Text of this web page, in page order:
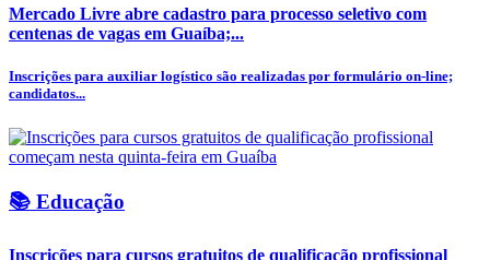
Mercado Livre abre cadastro para processo seletivo com
centenas de vagas em Guaíba;...
Inscrições para auxiliar logístico são realizadas por formulário on-line;
candidatos...
📚 Educação
Inscrições para cursos gratuitos de qualificação profissional